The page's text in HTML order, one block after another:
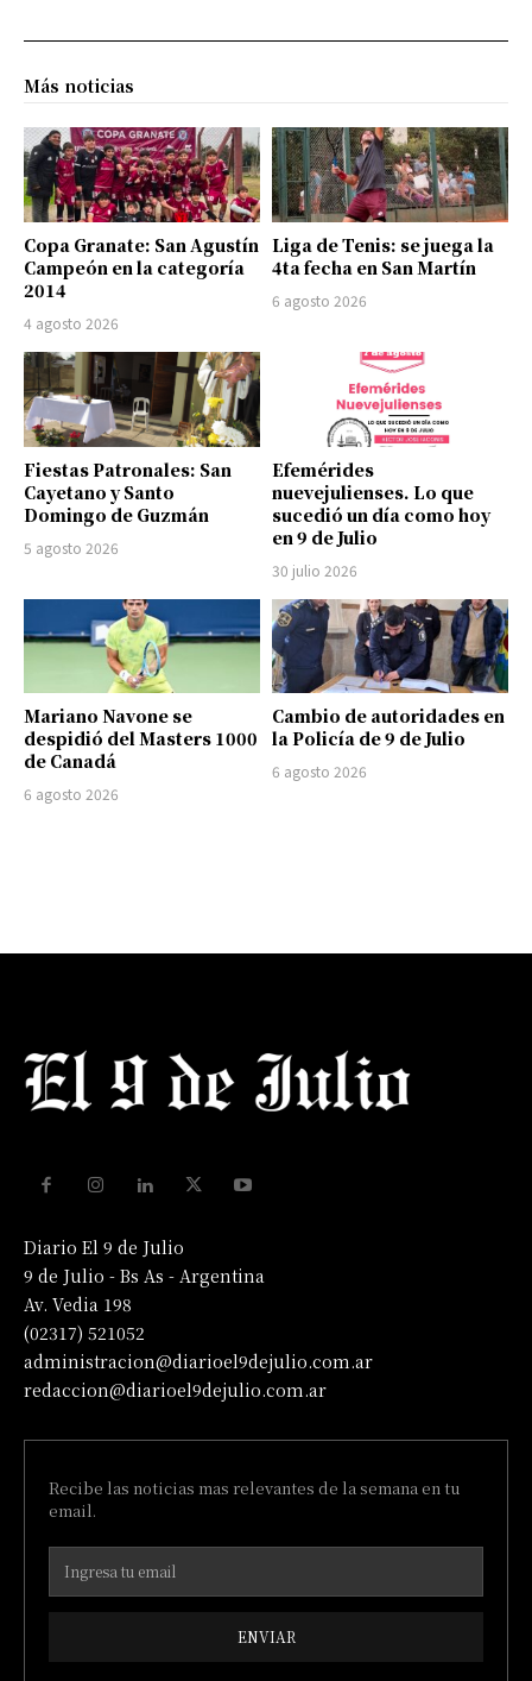
Más noticias
Copa Granate: San Agustín
Campeón en la categoría
2014
4 agosto 2026
Liga de Tenis: se juega la
4ta fecha en San Martín
6 agosto 2026
Fiestas Patronales: San
Cayetano y Santo
Domingo de Guzmán
5 agosto 2026
Efemérides
nuevejulienses. Lo que
sucedió un día como hoy
en 9 de Julio
30 julio 2026
Mariano Navone se
despidió del Masters 1000
de Canadá
6 agosto 2026
Cambio de autoridades en
la Policía de 9 de Julio
6 agosto 2026
Diario El 9 de Julio
9 de Julio - Bs As - Argentina
Av. Vedia 198
(02317) 521052
administracion@diarioel9dejulio.com.ar
redaccion@diarioel9dejulio.com.ar
Recibe las noticias mas relevantes de la semana en tu
email.
ENVIAR